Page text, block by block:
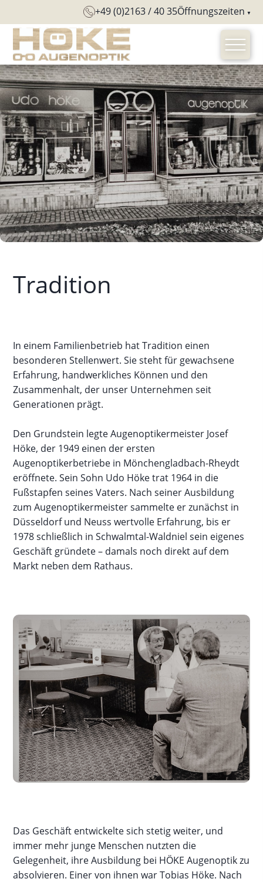
+49 (0)2163 / 40 35Öffnungszeiten
Tradition
In einem Familienbetrieb hat Tradition einen
besonderen Stellenwert. Sie steht für gewachsene
Erfahrung, handwerkliches Können und den
Zusammenhalt, der unser Unternehmen seit
Generationen prägt.
Den Grundstein legte Augenoptikermeister Josef
Höke, der 1949 einen der ersten
Augenoptikerbetriebe in Mönchengladbach-Rheydt
eröffnete. Sein Sohn Udo Höke trat 1964 in die
Fußstapfen seines Vaters. Nach seiner Ausbildung
zum Augenoptikermeister sammelte er zunächst in
Düsseldorf und Neuss wertvolle Erfahrung, bis er
1978 schließlich in Schwalmtal-Waldniel sein eigenes
Geschäft gründete – damals noch direkt auf dem
Markt neben dem Rathaus.
Das Geschäft entwickelte sich stetig weiter, und
immer mehr junge Menschen nutzten die
Gelegenheit, ihre Ausbildung bei HÖKE Augenoptik zu
absolvieren. Einer von ihnen war Tobias Höke. Nach